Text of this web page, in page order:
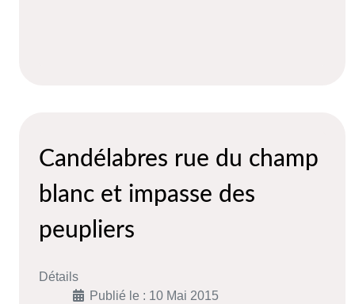
Candélabres rue du champ
blanc et impasse des
peupliers
Détails
Publié le : 10 Mai 2015